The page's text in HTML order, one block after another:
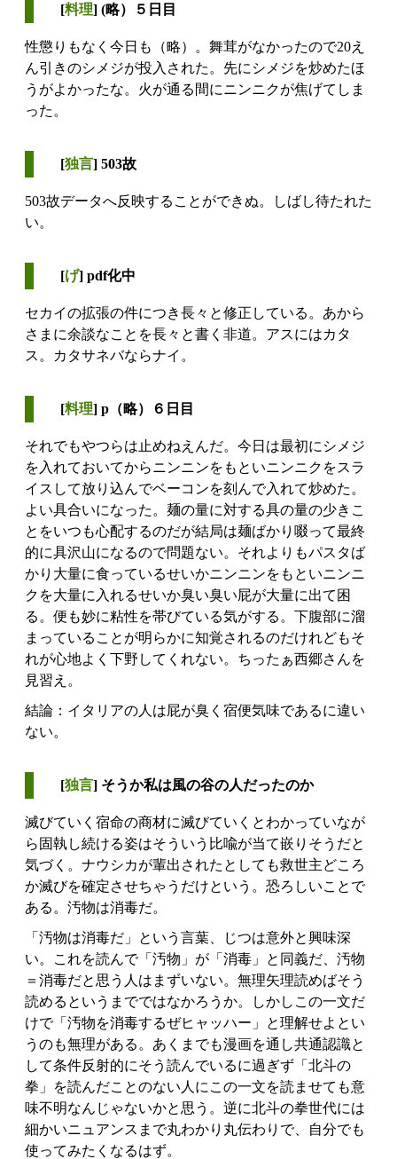
[料理] (略）５日目
性懲りもなく今日も（略）。舞茸がなかったので20え
ん引きのシメジが投入された。先にシメジを炒めたほ
うがよかったな。火が通る間にニンニクが焦げてしま
った。
[独言] 503故
503故データへ反映することができぬ。しばし待たれた
い。
[げ] pdf化中
セカイの拡張の件につき長々と修正している。あから
さまに余談なことを長々と書く非道。アスにはカタ
ス。カタサネバならナイ。
[料理] p（略）６日目
それでもやつらは止めねえんだ。今日は最初にシメジ
を入れておいてからニンニンをもといニンニクをスラ
イスして放り込んでベーコンを刻んで入れて炒めた。
よい具合いになった。麺の量に対する具の量の少きこ
とをいつも心配するのだが結局は麺ばかり啜って最終
的に具沢山になるので問題ない。それよりもパスタば
かり大量に食っているせいかニンニンをもといニンニ
クを大量に入れるせいか臭い臭い屁が大量に出て困
る。便も妙に粘性を帯びている気がする。下腹部に溜
まっていることが明らかに知覚されるのだけれどもそ
れが心地よく下野してくれない。ちったぁ西郷さんを
見習え。
結論：イタリアの人は屁が臭く宿便気味であるに違い
ない。
[独言] そうか私は風の谷の人だったのか
滅びていく宿命の商材に滅びていくとわかっていなが
ら固執し続ける姿はそういう比喩が当て嵌りそうだと
気づく。ナウシカが輩出されたとしても救世主どころ
か滅びを確定させちゃうだけという。恐ろしいことで
ある。汚物は消毒だ。
「汚物は消毒だ」という言葉、じつは意外と興味深
い。これを読んで「汚物」が「消毒」と同義だ、汚物
＝消毒だと思う人はまずいない。無理矢理読めばそう
読めるというまでではなかろうか。しかしこの一文だ
けで「汚物を消毒するぜヒャッハー」と理解せよとい
うのも無理がある。あくまでも漫画を通し共通認識と
して条件反射的にそう読んでいるに過ぎず「北斗の
拳」を読んだことのない人にこの一文を読ませても意
味不明なんじゃないかと思う。逆に北斗の拳世代には
細かいニュアンスまで丸わかり丸伝わりで、自分でも
使ってみたくなるはず。